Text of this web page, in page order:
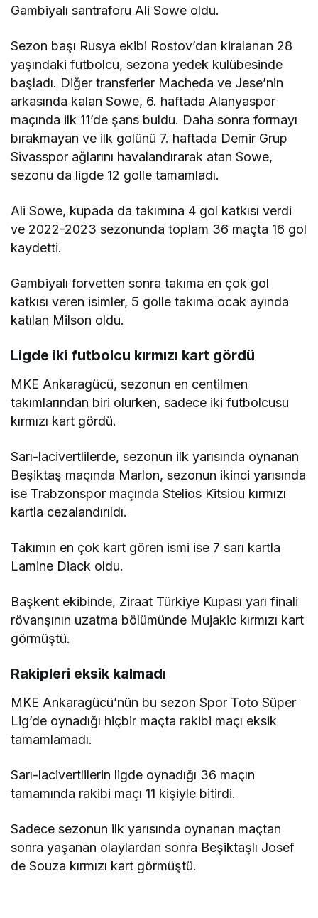
Gambiyalı santraforu Ali Sowe oldu.
Sezon başı Rusya ekibi Rostov’dan kiralanan 28
yaşındaki futbolcu, sezona yedek kulübesinde
başladı. Diğer transferler Macheda ve Jese’nin
arkasında kalan Sowe, 6. haftada Alanyaspor
maçında ilk 11’de şans buldu. Daha sonra formayı
bırakmayan ve ilk golünü 7. haftada Demir Grup
Sivasspor ağlarını havalandırarak atan Sowe,
sezonu da ligde 12 golle tamamladı.
Ali Sowe, kupada da takımına 4 gol katkısı verdi
ve 2022-2023 sezonunda toplam 36 maçta 16 gol
kaydetti.
Gambiyalı forvetten sonra takıma en çok gol
katkısı veren isimler, 5 golle takıma ocak ayında
katılan Milson oldu.
Ligde iki futbolcu kırmızı kart gördü
MKE Ankaragücü, sezonun en centilmen
takımlarından biri olurken, sadece iki futbolcusu
kırmızı kart gördü.
Sarı-lacivertlilerde, sezonun ilk yarısında oynanan
Beşiktaş maçında Marlon, sezonun ikinci yarısında
ise Trabzonspor maçında Stelios Kitsiou kırmızı
kartla cezalandırıldı.
Takımın en çok kart gören ismi ise 7 sarı kartla
Lamine Diack oldu.
Başkent ekibinde, Ziraat Türkiye Kupası yarı finali
rövanşının uzatma bölümünde Mujakic kırmızı kart
görmüştü.
Rakipleri eksik kalmadı
MKE Ankaragücü’nün bu sezon Spor Toto Süper
Lig’de oynadığı hiçbir maçta rakibi maçı eksik
tamamlamadı.
Sarı-lacivertlilerin ligde oynadığı 36 maçın
tamamında rakibi maçı 11 kişiyle bitirdi.
Sadece sezonun ilk yarısında oynanan maçtan
sonra yaşanan olaylardan sonra Beşiktaşlı Josef
de Souza kırmızı kart görmüştü.